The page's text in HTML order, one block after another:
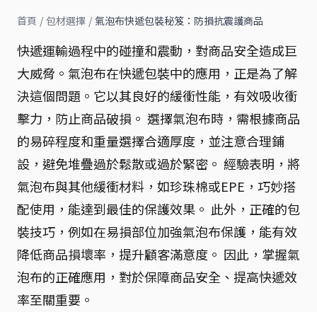
首頁 / 包材選擇 / 氣泡布快遞包裝秘笈：防損抗震護商品
快遞運輸過程中的碰撞和震動，對商品安全造成巨
大威脅。氣泡布在快遞包裝中的應用，正是為了解
決這個問題。它以其良好的緩衝性能，有效吸收衝
擊力，防止商品破損。 選擇氣泡布時，需根據商品
的易碎程度和重量選擇合適厚度，並注意合理鋪
設，避免堆疊過於鬆散或過於緊密。 經驗表明，將
氣泡布與其他緩衝材料，如珍珠棉或EPE，巧妙搭
配使用，能達到最佳的保護效果。 此外，正確的包
裝技巧，例如在易損部位加強氣泡布保護，能有效
降低商品損壞率，提升顧客滿意度。 因此，掌握氣
泡布的正確應用，對於保障商品安全、提高快遞效
率至關重要。